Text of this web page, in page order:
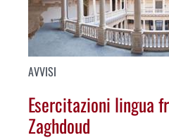
AVVISI
Esercitazioni lingua
Zaghdoud